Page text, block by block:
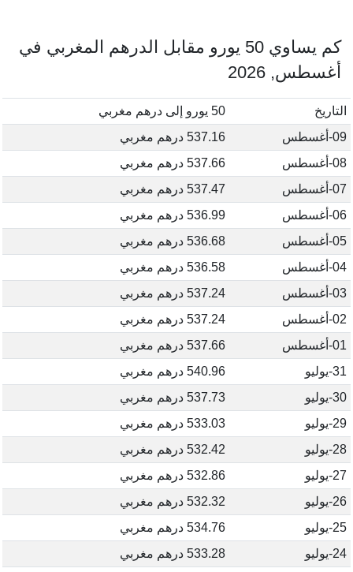
كم يساوي 50 يورو مقابل الدرهم المغربي في
أغسطس, 2026
التاريخ
50 يورو إلى درهم مغربي
09-أغسطس
537.16 درهم مغربي
08-أغسطس
537.66 درهم مغربي
07-أغسطس
537.47 درهم مغربي
06-أغسطس
536.99 درهم مغربي
05-أغسطس
536.68 درهم مغربي
04-أغسطس
536.58 درهم مغربي
03-أغسطس
537.24 درهم مغربي
02-أغسطس
537.24 درهم مغربي
01-أغسطس
537.66 درهم مغربي
31-يوليو
540.96 درهم مغربي
30-يوليو
537.73 درهم مغربي
29-يوليو
533.03 درهم مغربي
28-يوليو
532.42 درهم مغربي
27-يوليو
532.86 درهم مغربي
26-يوليو
532.32 درهم مغربي
25-يوليو
534.76 درهم مغربي
24-يوليو
533.28 درهم مغربي